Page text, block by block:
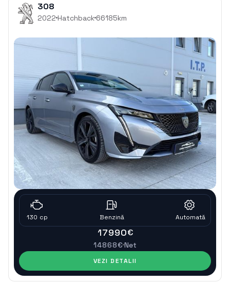
308
2022 Hatchback 66185km
130 cp Benzinǎ Automatǎ
17990€
14868€ Net
VEZI DETALII